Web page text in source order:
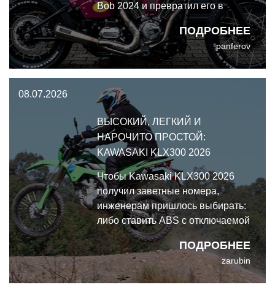
ПОДРОБНЕЕ
Bob 2024 и превратил его в
уничтожающий покрышки стрит-
трекер, получивший прозвище
"Pink Savage" (Розовый дикарь).
panferov
08.07.2026
ВЫСОКИЙ, ЛЕГКИЙ И
НАРОЧИТО ПРОСТОЙ:
KAWASAKI KLX300 2026
ПОДРОБНЕЕ
Чтобы Kawasaki KLX300 2026
получил заветные номера,
инженерам пришлось выбирать:
либо ставить ABS с отключаемой
задней системой, наращивая
бюджет и вес, либо просто
поднять дорожный просвет и
заехать в класс эндуро. Выбрали
zarubin